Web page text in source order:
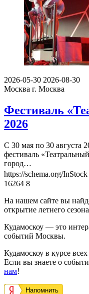
2026-05-30 2026-08-30
Москва г. Москва
Фестиваль
2026
С 30 мая по 30 августа
фестиваль
город…
https://schema.org/InStock
16264 8
На нашем сайте вы
открытие летнего
Кудамоскоу — это
событий Москвы.
Кудамоскоу в курсе
Если вы знаете о
нам!
Напомнить